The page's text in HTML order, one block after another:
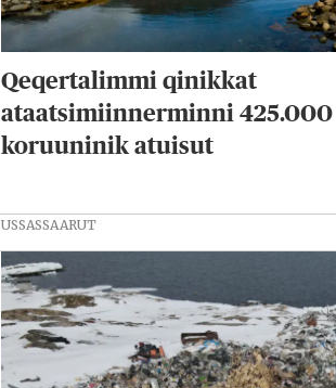
Qeqertalimmi qinikkat
ataatsimiinnerminni 425.000
koruuninik atuisut
USSASSAARUT